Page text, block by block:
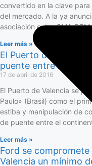
convertido en la clave
del mercado. A la ya
asociación entre CMA
Leer más »
El Puerto de
puente entre América
17 de abril de 2016
El Puerto de Valencia se
Paulo» (Brasil) como el
estiba y manipulación de
de puente entre el
Leer más »
Ford se
Valencia un mínimo